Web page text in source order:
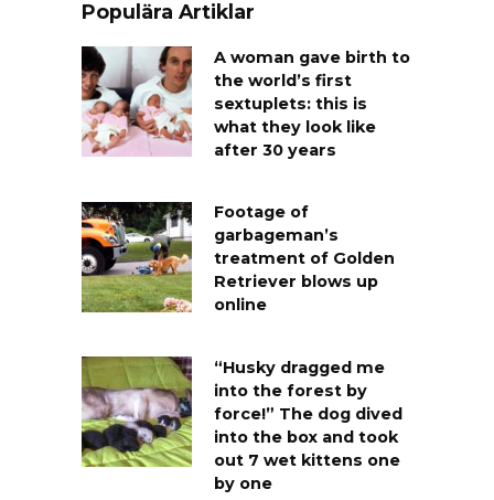
Populära Artiklar
A woman gave birth to
the world’s first
sextuplets: this is
what they look like
after 30 years
Footage of
garbageman’s
treatment of Golden
Retriever blows up
online
“Husky dragged me
into the forest by
force!” The dog dived
into the box and took
out 7 wet kittens one
by one